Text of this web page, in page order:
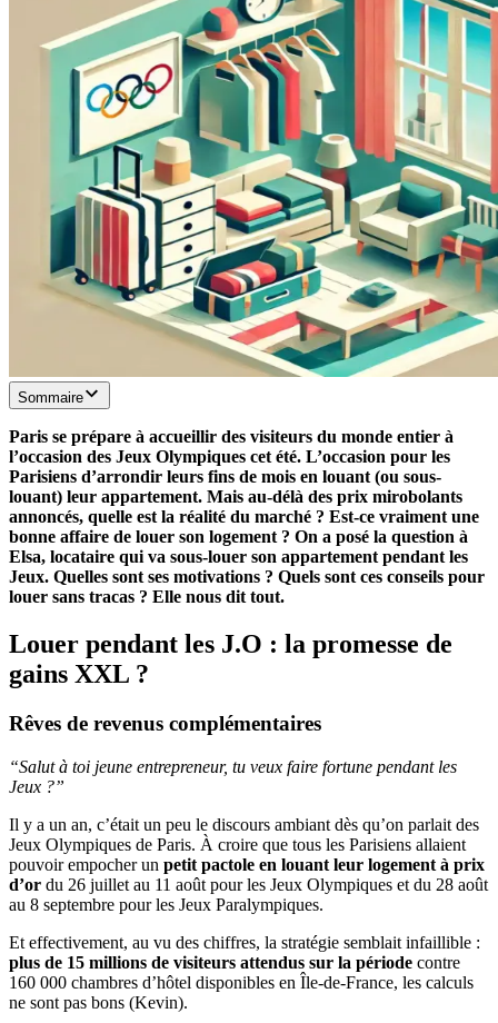
Sommaire
Paris se prépare à accueillir des visiteurs du monde entier à
l’occasion des Jeux Olympiques cet été. L’occasion pour les
Parisiens d’arrondir leurs fins de mois en louant (ou sous-
louant) leur appartement. Mais au-délà des prix mirobolants
annoncés, quelle est la réalité du marché ? Est-ce vraiment une
bonne affaire de louer son logement ? On a posé la question à
Elsa, locataire qui va sous-louer son appartement pendant les
Jeux. Quelles sont ses motivations ? Quels sont ces conseils pour
louer sans tracas ? Elle nous dit tout.
Louer pendant les J.O : la promesse de
gains XXL ?
Rêves de revenus complémentaires
“Salut à toi jeune entrepreneur, tu veux faire fortune pendant les
Jeux ?”
Il y a un an, c’était un peu le discours ambiant dès qu’on parlait des
Jeux Olympiques de Paris. À croire que tous les Parisiens allaient
pouvoir empocher un petit pactole en louant leur logement à prix
d’or du 26 juillet au 11 août pour les Jeux Olympiques et du 28 août
au 8 septembre pour les Jeux Paralympiques.
Et effectivement, au vu des chiffres, la stratégie semblait infaillible :
plus de 15 millions de visiteurs attendus sur la période contre
160 000 chambres d’hôtel disponibles en Île-de-France, les calculs
ne sont pas bons (Kevin).